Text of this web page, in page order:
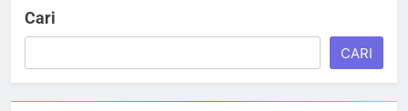
Cari
CARI